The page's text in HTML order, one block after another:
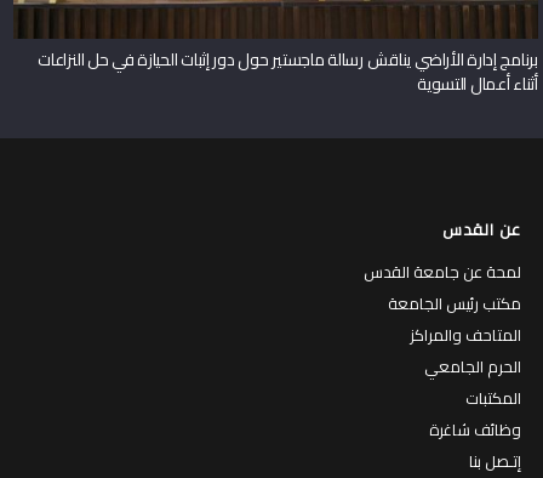
برنامج إدارة الأراضي يناقش رسالة ماجستير حول دور إثبات الحيازة في حل النزاعات
أثناء أعمال التسوية
عن القدس
لمحة عن جامعة القدس
مكتب رئيس الجامعة
المتاحف والمراكز
الحرم الجامعي
المكتبات
وظائف شاغرة
إتـصل بنا